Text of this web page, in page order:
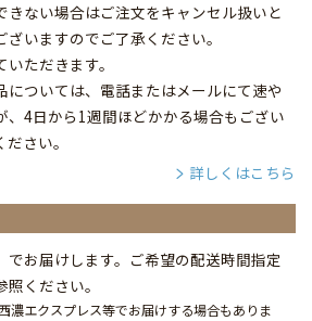
きない場合はご注文をキャンセル扱いと
いますのでご了承ください。
ただきます。
については、電話またはメールにて速や
、4日から1週間ほどかかる場合もござい
さい。
詳しくはこちら
でお届けします。ご希望の配送時間指定
ください。
濃エクスプレス等でお届けする場合もありま